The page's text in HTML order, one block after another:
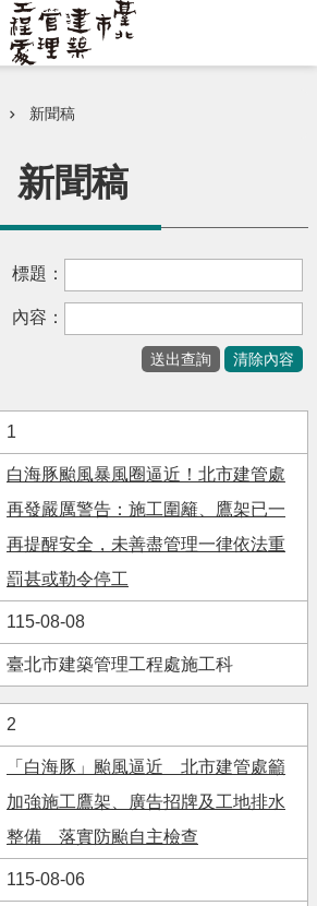
新聞稿
新聞稿
標題：
內容：
1
白海豚颱風暴風圈逼近！北市建管處
再發嚴厲警告：施工圍籬、鷹架已一
再提醒安全，未善盡管理一律依法重
罰甚或勒令停工
115-08-08
臺北市建築管理工程處施工科
2
「白海豚」颱風逼近 北市建管處籲
加強施工鷹架、廣告招牌及工地排水
整備 落實防颱自主檢查
115-08-06